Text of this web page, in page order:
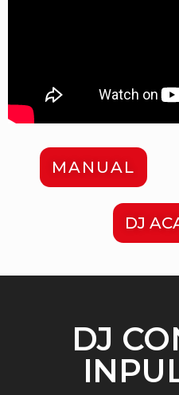
MANUAL
DJ
DJ